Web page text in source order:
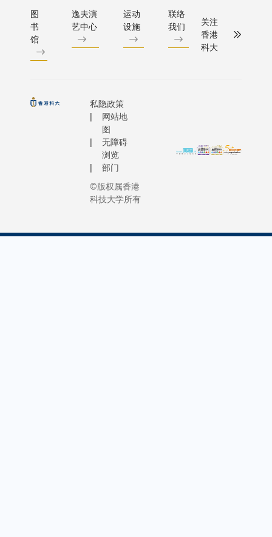
图
书
馆
逸夫演
艺中心
运动
设施
联络
我们
关注
香港
科大
私隐政策
网站地
图
无障碍
浏览
部门
©版权属香港
科技大学所有